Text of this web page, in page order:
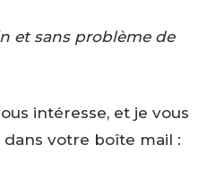
et sans problème de
intéresse, et je vous
votre boîte mail :